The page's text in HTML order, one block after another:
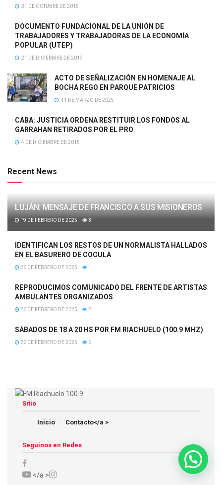
21 DE OCTUBRE DE 2015
DOCUMENTO FUNDACIONAL DE LA UNIÓN DE
TRABAJADORES Y TRABAJADORAS DE LA ECONOMÍA
POPULAR (UTEP)
21 DE DICIEMBRE DE 2019
ACTO DE SEÑALIZACIÓN EN HOMENAJE AL
BOCHA REGO EN PARQUE PATRICIOS
11 DE MARZO DE 2025
CABA: JUSTICIA ORDENA RESTITUIR LOS FONDOS AL
GARRAHAN RETIRADOS POR EL PRO
4 DE DICIEMBRE DE 2015
Recent News
LUJÁN: MENSAJE DE FRANCISCO A SUS MISIONEROS
19 DE FEBRERO DE 2025 3
IDENTIFICAN LOS RESTOS DE UN NORMALISTA HALLADOS
EN EL BASURERO DE COCULA
26 DE FEBRERO DE 2025 1
REPRODUCIMOS COMUNICADO DEL FRENTE DE ARTISTAS
AMBULANTES ORGANIZADOS
26 DE FEBRERO DE 2025 2
SÁBADOS DE 18 A 20 HS POR FM RIACHUELO (100.9 MHZ)
26 DE FEBRERO DE 2025 6
Sitio
Inicio Contacto</a >
Seguinos en Redes
</a >